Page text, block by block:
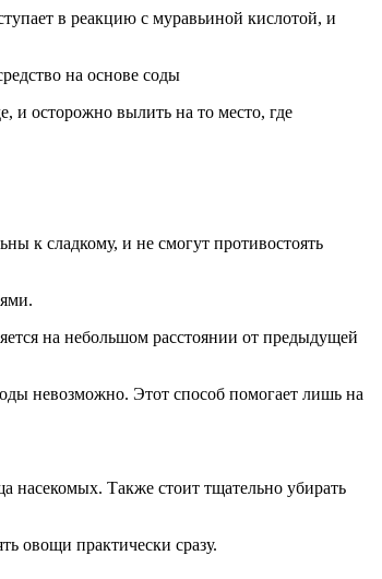
в реакцию с муравьиной кислотой, и
на основе соды
и осторожно вылить на то место, где
к сладкому, и не смогут противостоять
на небольшом расстоянии от предыдущей
невозможно. Этот способ помогает лишь на
насекомых. Также стоит тщательно убирать
овощи практически сразу.